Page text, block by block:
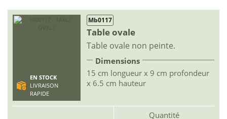
EN STOCK
LIVRAISON
RAPIDE
Mb0117
Table ovale
Table ovale non peinte.
Dimensions
15 cm longueur x 9 cm profondeur
x 6.5 cm hauteur
Quantité